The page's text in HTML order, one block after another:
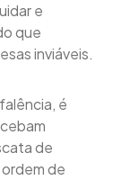
e
que
inviáveis.
é
de
de